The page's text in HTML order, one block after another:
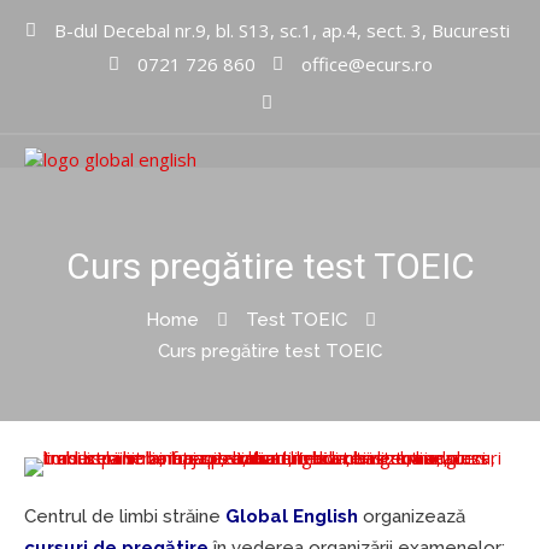
B-dul Decebal nr.9, bl. S13, sc.1, ap.4, sect. 3, Bucuresti
0721 726 860
office@ecurs.ro
Curs pregătire test TOEIC
Home
Test TOEIC
Curs pregătire test TOEIC
Centrul de limbi străine Global English organizează